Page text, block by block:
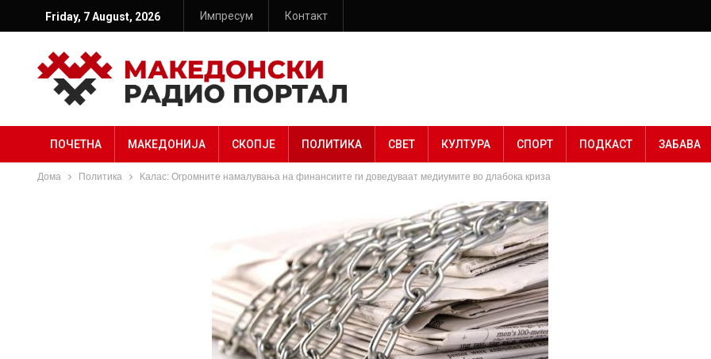
Friday, 7 August, 2026 Импресум Контакт
ПОЧЕТНА МАКЕДОНИЈА СКОПЈЕ ПОЛИТИКА СВЕТ КУЛТУРА СПОРТ ПОДКАСТ ЗАБАВА
Дома Политика Калас: Огромните намалувања на финансиите ги доведуваат медиумите во длабока криза